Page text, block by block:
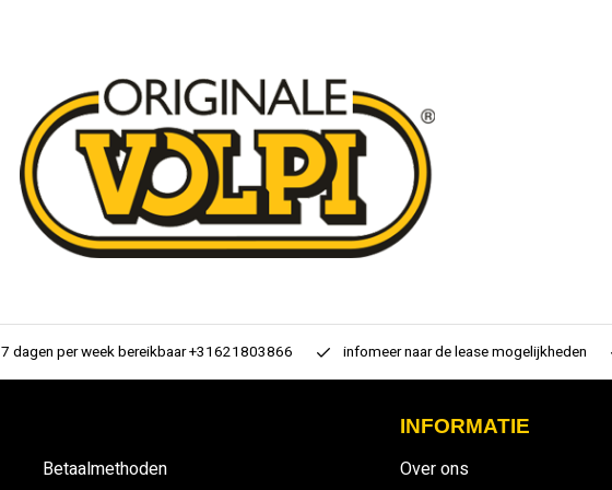
7 dagen per week bereikbaar +31621803866 infomeer naar de lease mogelijkheden
Betaalmethoden
INFORMATIE
Over ons